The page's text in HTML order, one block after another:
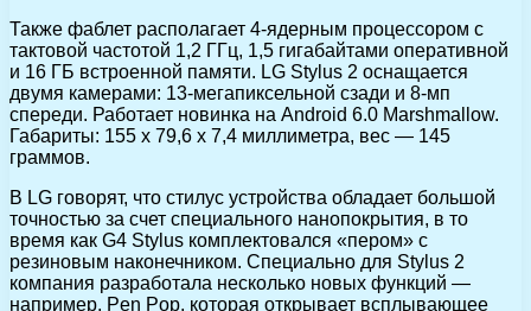
Также фаблет располагает 4-ядерным процессором с
тактовой частотой 1,2 ГГц, 1,5 гигабайтами оперативной
и 16 ГБ встроенной памяти. LG Stylus 2 оснащается
двумя камерами: 13-мегапиксельной сзади и 8-мп
спереди. Работает новинка на Android 6.0 Marshmallow.
Габариты: 155 x 79,6 x 7,4 миллиметра, вес — 145
граммов.
В LG говорят, что стилус устройства обладает большой
точностью за счет специального нанопокрытия, в то
время как G4 Stylus комплектовался «пером» с
резиновым наконечником. Специально для Stylus 2
компания разработала несколько новых функций —
например, Pen Pop, которая открывает всплывающее